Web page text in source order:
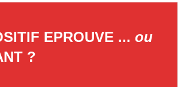
EPROUVE ... ou
?